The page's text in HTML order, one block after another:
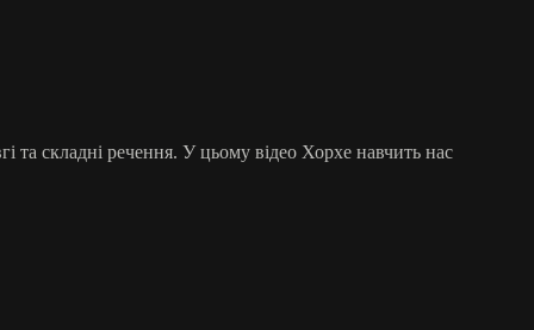
та складні речення. У цьому відео Хорхе навчить нас